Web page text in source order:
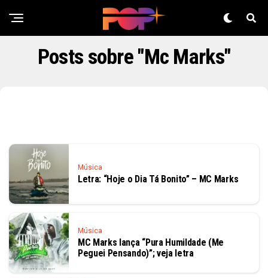
Posts sobre "Mc Marks"
Música
Letra: “Hoje o Dia Tá Bonito” – MC Marks
Música
MC Marks lança “Pura Humildade (Me
Peguei Pensando)”; veja letra